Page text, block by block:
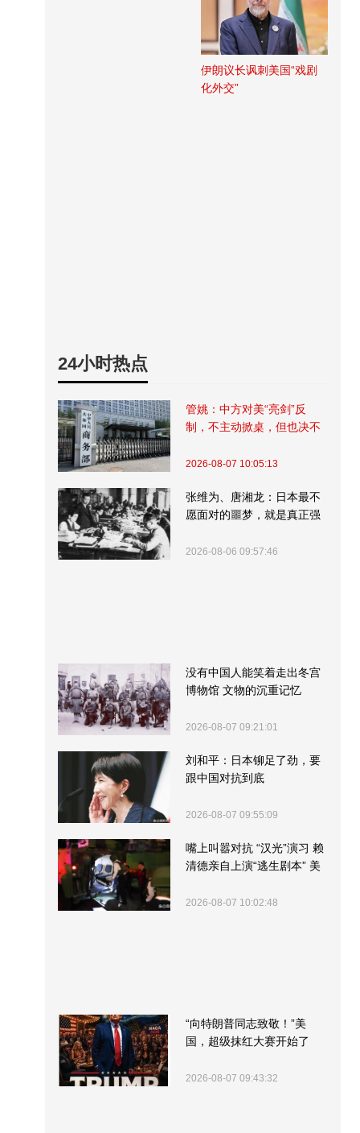
伊朗议长讽刺美国“戏剧
化外交”
24小时热点
管姚：中方对美“亮剑”反
制，不主动掀桌，但也决不
2026-08-07 10:05:13
张维为、唐湘龙：日本最不
愿面对的噩梦，就是真正强
2026-08-06 09:57:46
没有中国人能笑着走出冬宫
博物馆 文物的沉重记忆
2026-08-07 09:21:01
刘和平：日本铆足了劲，要
跟中国对抗到底
2026-08-07 09:55:09
嘴上叫嚣对抗 “汉光”演习 赖
清德亲自上演“逃生剧本” 美
2026-08-07 10:02:48
“向特朗普同志致敬！”美
国，超级抹红大赛开始了
2026-08-07 09:43:32